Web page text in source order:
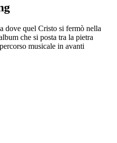
dove quel Cristo si fermò nella
che si posta tra la pietra
musicale in avanti